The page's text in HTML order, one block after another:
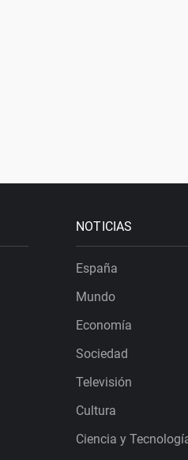
NOTICIAS
España
Mundo
Economía
Sociedad
Televisión
Cultura
Ciencia y